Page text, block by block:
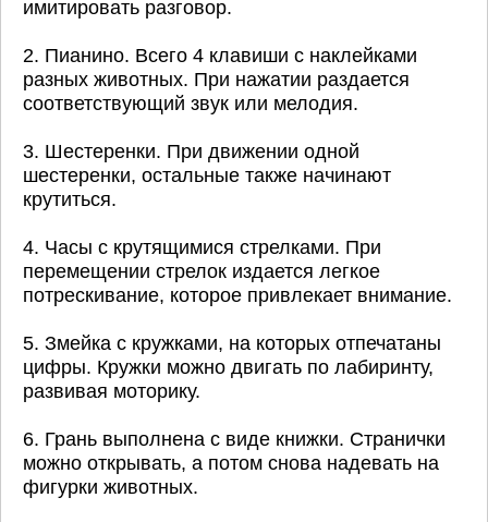
имитировать разговор.
2. Пианино. Всего 4 клавиши с наклейками
разных животных. При нажатии раздается
соответствующий звук или мелодия.
3. Шестеренки. При движении одной
шестеренки, остальные также начинают
крутиться.
4. Часы с крутящимися стрелками. При
перемещении стрелок издается легкое
потрескивание, которое привлекает внимание.
5. Змейка с кружками, на которых отпечатаны
цифры. Кружки можно двигать по лабиринту,
развивая моторику.
6. Грань выполнена с виде книжки. Странички
можно открывать, а потом снова надевать на
фигурки животных.